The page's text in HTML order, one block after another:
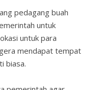
pedagang buah
untuk
untuk para
mendapat tempat
biasa.